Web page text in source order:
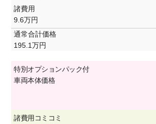
諸費用
9.6万円
通常合計価格
195.1万円
特別オプションパック付
車両本体価格
諸費用コミコミ